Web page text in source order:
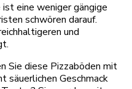
ist eine weniger gängige
schwören darauf.
und
Sie diese Pizzaböden mit
säuerlichen Geschmack